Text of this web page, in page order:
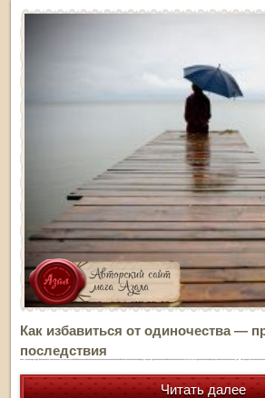
Как избавиться от одиночества —
последствия
Читать далее